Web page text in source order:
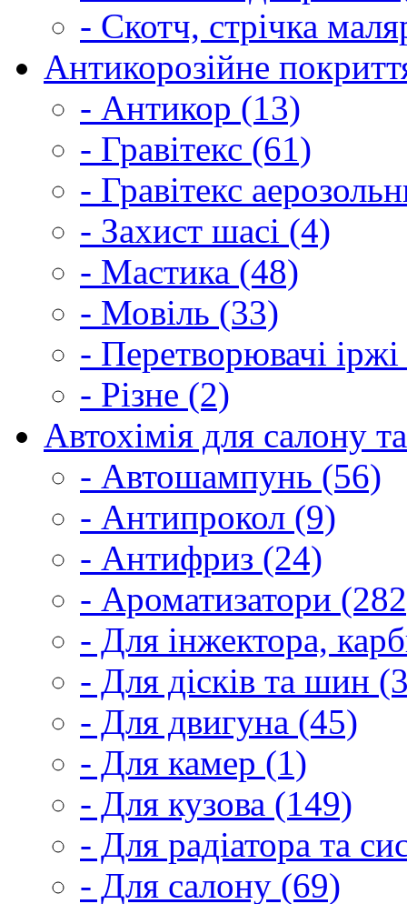
- Скотч, стрічка
Антикорозійне
- Антикор (13)
- Гравітекс (61)
- Гравітекс
- Захист шасі (4)
- Мастика (48)
- Мовіль (33)
- Перетворювачі
- Різне (2)
Автохімія для салону
- Автошампунь (56)
- Антипрокол (9)
- Антифриз (24)
- Ароматизатори
- Для інжектора,
- Для дісків та шин
- Для двигуна (45)
- Для камер (1)
- Для кузова (149)
- Для радіатора та
- Для салону (69)